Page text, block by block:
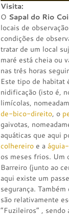
Visita:
O Sapal do Rio
locais de
condições de
tratar de um local
maré está cheia ou
nas três horas
Este tipo de habitat
nidificação (isto é,
limícolas,
de-bico-direito, o
gaivotas,
aquáticas que aqui
colhereiro e a
os meses frios. Um
Barreiro (junto ao
aqui existe um
segurança.
são relativamente
“Fuzileiros” ,